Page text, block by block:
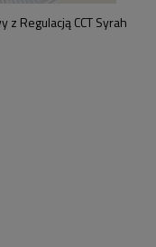
Regulacją CCT Syrah